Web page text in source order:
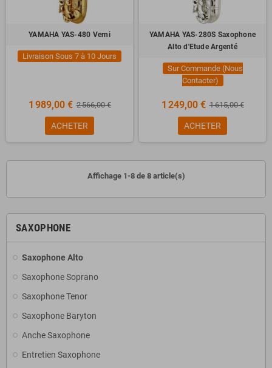
SAXOPHONE
Saxophone Alto
Saxophone Soprano
Saxophone Tenor
Saxophone Baryton
Anche Saxophone
Entretien Saxophone
YAMAHA YAS-480 Verni
Livraison Sous 7 à 10 Jours
1 989,00 € 2 566,00 €
ACHETER
YAMAHA YAS-280S Saxophone
Alto d'Etude Argenté
Sur Commande (Nous
Contacter)
1 249,00 € 1 615,00 €
ACHETER
Affichage 1-8 de 8 article(s)